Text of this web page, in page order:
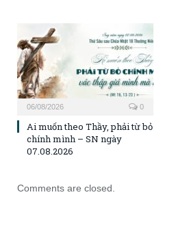
06/08/2026 0
Ai muốn theo Thầy, phải từ bỏ
chính mình – SN ngày
07.08.2026
Comments are closed.